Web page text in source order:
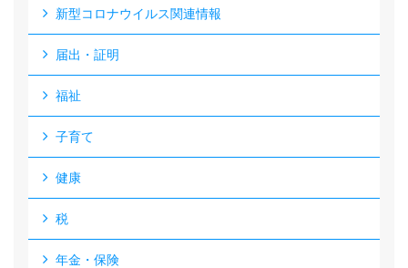
新型コロナウイルス関連情報
届出・証明
福祉
子育て
健康
税
年金・保険